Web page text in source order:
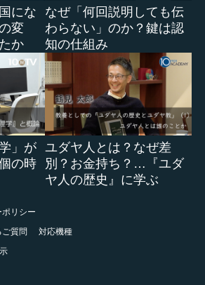
にな
変
か
なぜ「何回説明しても伝
わらない」のか？鍵は認
知の仕組み
」が
の時
ユダヤ人とは？なぜ差
別？お金持ち？…『ユダ
ヤ人の歴史』に学ぶ
リシー
ご質問
対応機種